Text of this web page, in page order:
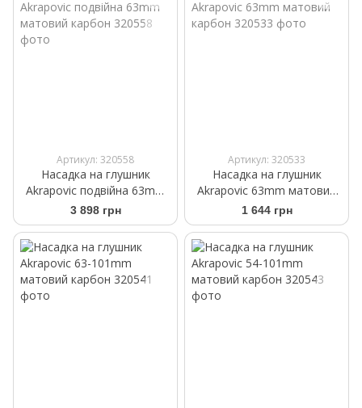
Артикул: 320558
Насадка на глушник
Akrapovic подвійна 63mm
матовий карбон
3 898 грн
Артикул: 320533
Насадка на глушник
Akrapovic 63mm матовий
карбон
1 644 грн